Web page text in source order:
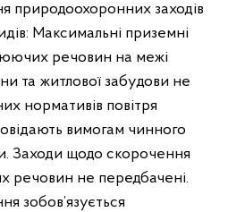
природоохоронних заходів
Максимальні приземні
речовин на межі
та житлової забудови не
нормативів повітря
вимогам чинного
Заходи щодо скорочення
речовин не передбачені.
зобов’язується